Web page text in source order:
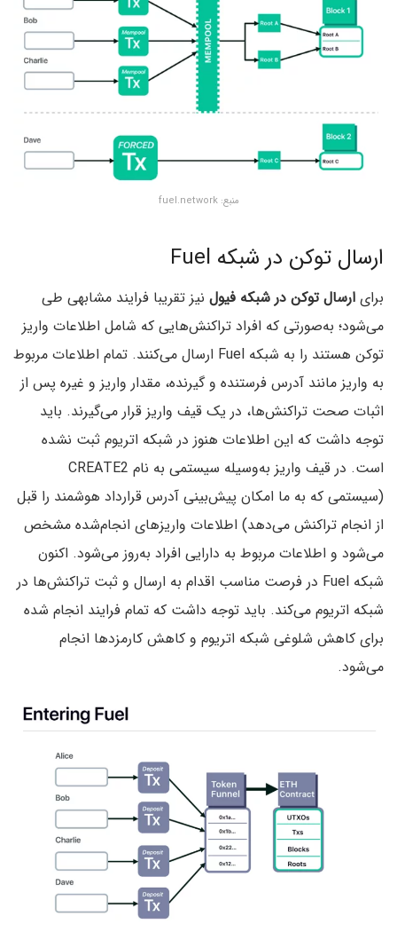
منبع: fuel.network
ارسال توکن در شبکه Fuel
برای ارسال توکن در شبکه فیول نیز تقریبا فرایند مشابهی طی
می‌شود؛ به‌صورتی که افراد تراکنش‌هایی که شامل اطلاعات واریز
توکن هستند را به شبکه Fuel ارسال می‌کنند. تمام اطلاعات مربوط
به واریز مانند آدرس فرستنده و گیرنده، مقدار واریز و غیره پس از
اثبات صحت تراکنش‌ها، در یک قیف واریز قرار می‌گیرند. باید
توجه داشت که این اطلاعات هنوز در شبکه اتریوم ثبت نشده
است. در قیف واریز به‌وسیله سیستمی به نام CREATE2
(سیستمی که به ما امکان پیش‌بینی آدرس قرارداد هوشمند را قبل
از انجام تراکنش می‌دهد) اطلاعات واریزهای انجام‌شده مشخص
می‌شود و اطلاعات مربوط به دارایی افراد به‌روز می‌شود. اکنون
شبکه Fuel در فرصت مناسب اقدام به ارسال و ثبت تراکنش‌ها در
شبکه اتریوم می‌کند. باید توجه داشت که تمام فرایند انجام شده
برای کاهش شلوغی شبکه اتریوم و کاهش کارمزدها انجام
می‌شود.